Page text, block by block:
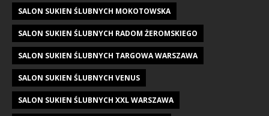
SALON SUKIEN ŚLUBNYCH MOKOTOWSKA
SALON SUKIEN ŚLUBNYCH RADOM ŻEROMSKIEGO
SALON SUKIEN ŚLUBNYCH TARGOWA WARSZAWA
SALON SUKIEN ŚLUBNYCH VENUS
SALON SUKIEN ŚLUBNYCH XXL WARSZAWA